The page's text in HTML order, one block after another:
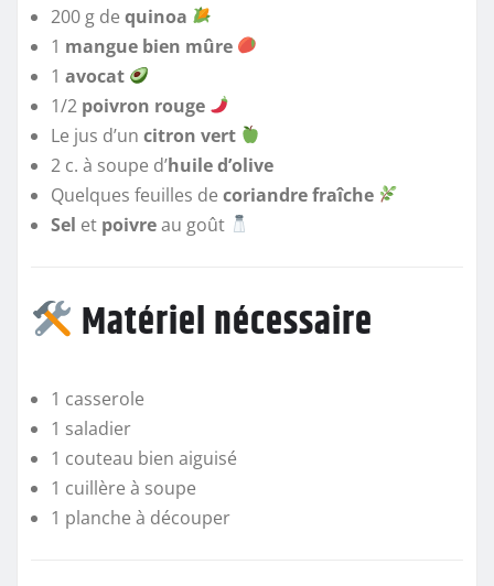
200 g de quinoa
1 mangue bien mûre
1 avocat
1/2 poivron rouge
Le jus d’un citron vert
2 c. à soupe d’huile d’olive
Quelques feuilles de coriandre fraîche
Sel et poivreau goût
Matériel nécessaire
1 casserole
1 saladier
1 couteau bien aiguisé
1 cuillère à soupe
1 planche à découper